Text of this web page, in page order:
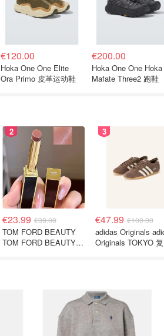
€120.00
Hoka One One Elite
Ora Primo 皮革运动鞋
€200.00
Hoka One One Hoka
Mafate Three2 跑鞋
2
€23.99 €39.00
TOM FORD BEAUTY
TOM FORD BEAUTY
3
€47.99 €100.00
adidas Originals
Originals TOKYO